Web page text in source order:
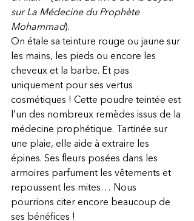
sur La Médecine du Prophète
Mohammad).
On étale sa teinture rouge ou jaune sur
les mains, les pieds ou encore les
cheveux et la barbe. Et pas
uniquement pour ses vertus
cosmétiques ! Cette poudre teintée est
l’un des nombreux remèdes issus de la
médecine prophétique. Tartinée sur
une plaie, elle aide à extraire les
épines. Ses fleurs posées dans les
armoires parfument les vêtements et
repoussent les mites… Nous
pourrions citer encore beaucoup de
ses bénéfices !